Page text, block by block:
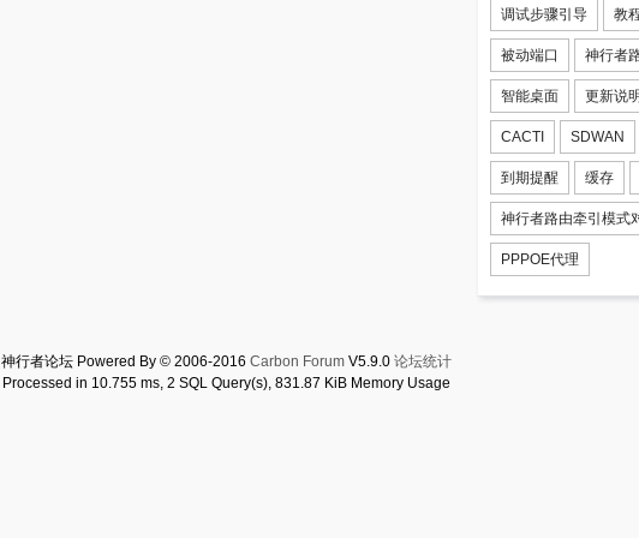
调试步骤引导 教
被动端口 神行者
智能桌面 更新说明
CACTI SDWAN
到期提醒 缓存
神行者路由牵引模式
PPPOE代理
神行者论坛 Powered By © 2006-2016 Carbon ForumV5.9.0 论坛统计
Processed in 10.755 ms, 2 SQL Query(s), 831.87 KiB Memory Usage